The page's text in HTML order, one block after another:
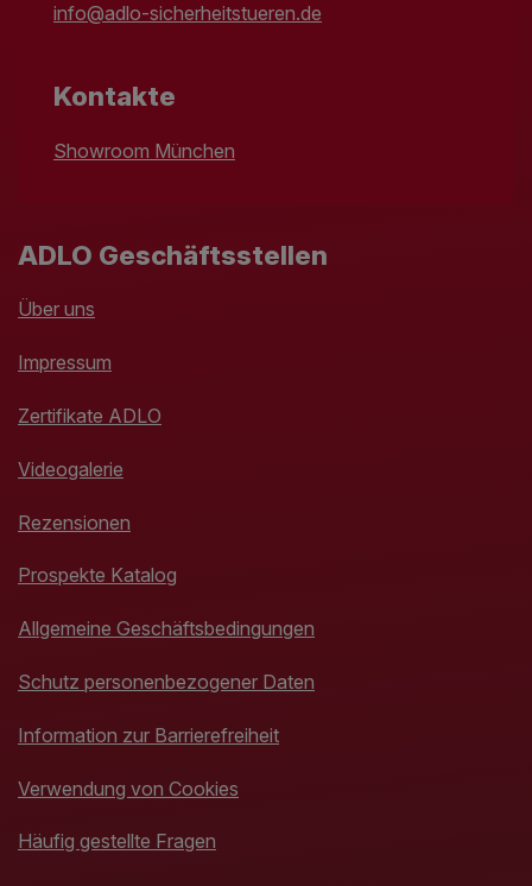
info@adlo-sicherheitstueren.de
Kontakte
Showroom München
ADLO Geschäftsstellen
Über uns
Impressum
Zertifikate ADLO
Videogalerie
Rezensionen
Prospekte Katalog
Allgemeine Geschäftsbedingungen
Schutz personenbezogener Daten
Information zur Barrierefreiheit
Verwendung von Cookies
Häufig gestellte Fragen